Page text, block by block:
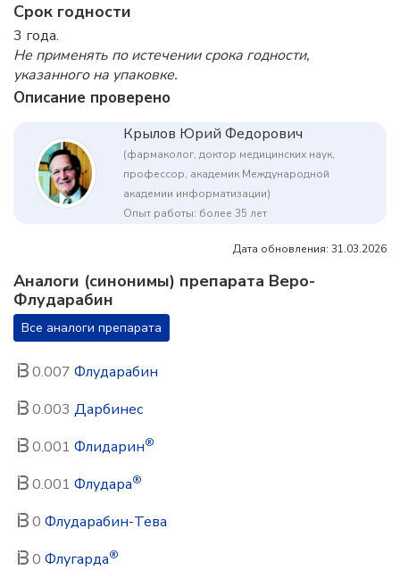
Срок годности
3 года.
Не применять по истечении срока годности,
указанного на упаковке.
Описание проверено
Крылов Юрий Федорович
(фармаколог, доктор медицинских наук,
профессор, академик Международной
академии информатизации)
Опыт работы: более 35 лет
Дата обновления: 31.03.2026
Аналоги (синонимы) препарата Веро-
Флударабин
Все аналоги препарата
0.007 Флударабин
0.003 Дарбинес
0.001 Флидарин®
0.001 Флудара®
0 Флударабин-Тева
0 Флугарда®